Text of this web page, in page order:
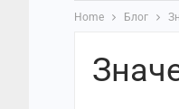
Home Блог